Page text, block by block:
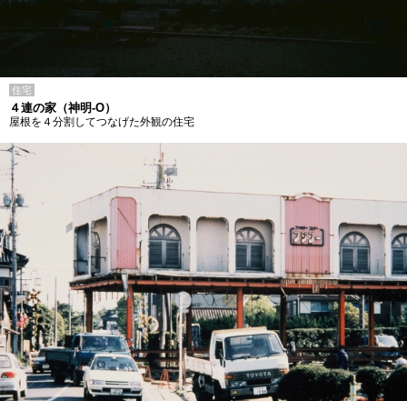
住宅
４連の家（神明-O）
屋根を４分割してつなげた外観の住宅